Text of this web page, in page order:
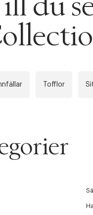
du
Tofflor
Fri frakt på
Retur 30
WE CARE
PRODUKTEN